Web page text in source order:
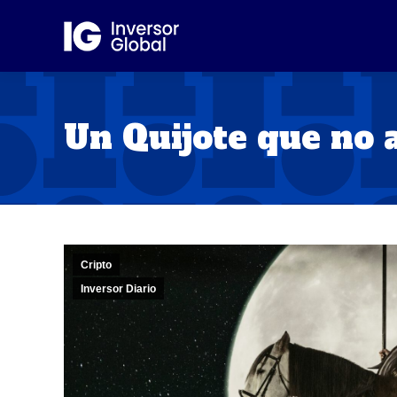
Un Quijote que no
Cripto
Inversor Diario